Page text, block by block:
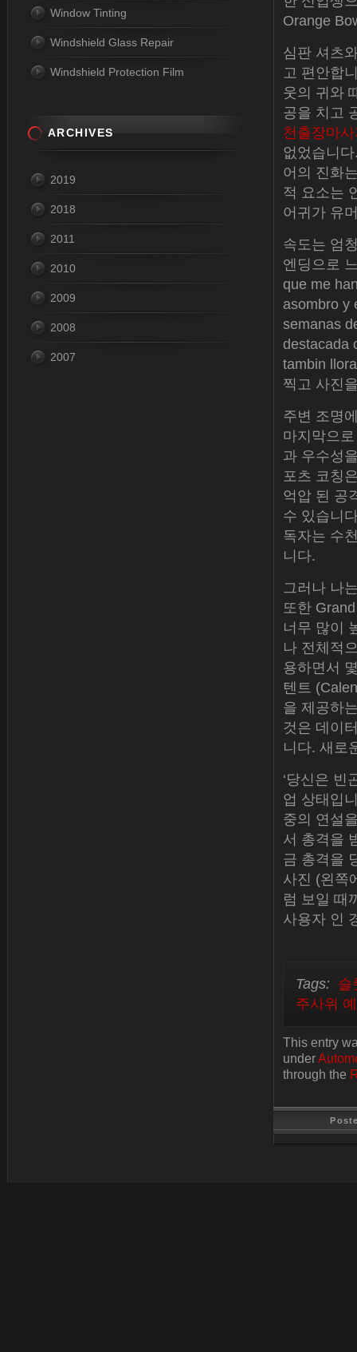
Orange
심판 셔츠
고 편안합
웃의 귀와
공을 치고
천출장마
없었습니
어의 진화
적 요소는
어귀가 유
속도는 엄
엔딩으로
que me
asombro y
semanas
destacada
tambin
찍고 사진
주변 조명
마지막으
과 우수성
포츠 코칭
억압 된 공
수 있습니
독자는 수
니다.
그러나 나
또한
너무 많이
나 전체적
용하면서
텐트
을 제공하
것은 데이
니다. 새로
‘당신은 빈
업 상태입
중의 연설
서 총격을
금 총격을
사진 (왼쪽
럼 보일 때
사용자 인
Tags: 슬
주사위
This entry
under
through the
Window Tinting
Windshield Glass Repair
Windshield Protection Film
ARCHIVES
2019
2018
2011
2010
2009
2008
2007